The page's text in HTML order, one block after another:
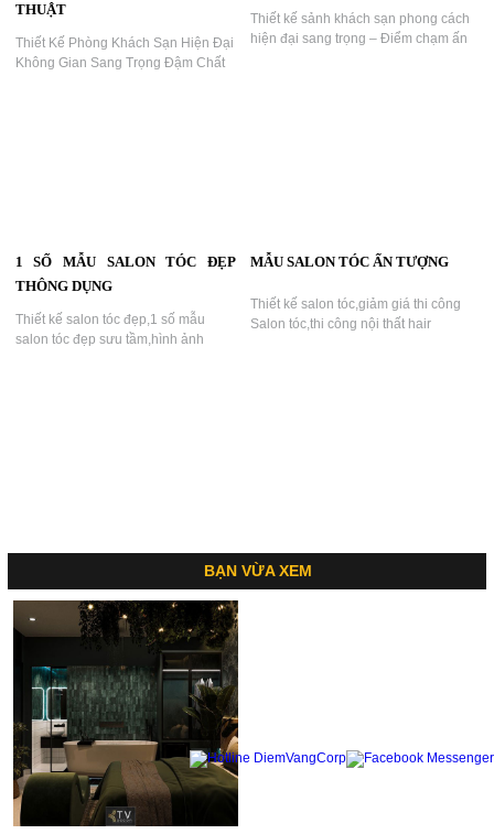
THUẬT
Thiết Kế Phòng Khách Sạn Hiện Đại
Không Gian Sang Trọng Đậm Chất
Thiết kế sảnh khách sạn phong cách
hiện đại sang trọng – Điểm chạm ấn
1 SỐ MẪU SALON TÓC ĐẸP
THÔNG DỤNG
Thiết kế salon tóc đẹp,1 số mẫu
salon tóc đẹp sưu tầm,hình ảnh
MẪU SALON TÓC ẤN TƯỢNG
Thiết kế salon tóc,giảm giá thi công
Salon tóc,thi công nội thất hair
BẠN VỪA XEM